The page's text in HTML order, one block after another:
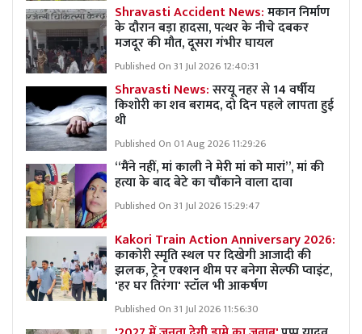
Shravasti Accident News:मकान निर्माण
के दौरान बड़ा हादसा, पत्थर के नीचे दबकर
मजदूर की मौत, दूसरा गंभीर घायल
Published On 31 Jul 2026 12:40:31
Shravasti News:सरयू नहर से 14 वर्षीय
किशोरी का शव बरामद, दो दिन पहले लापता हुई
थी
Published On 01 Aug 2026 11:29:26
“मैंने नहीं, मां काली ने मेरी मां को मारां”, मां की
हत्या के बाद बेटे का चौंकाने वाला दावा
Published On 31 Jul 2026 15:29:47
Kakori Train Action Anniversary 2026:
काकोरी स्मृति स्थल पर दिखेगी आजादी की
झलक, ट्रेन एक्शन थीम पर बनेगा सेल्फी प्वाइंट,
'हर घर तिरंगा' स्टॉल भी आकर्षण
Published On 31 Jul 2026 11:56:30